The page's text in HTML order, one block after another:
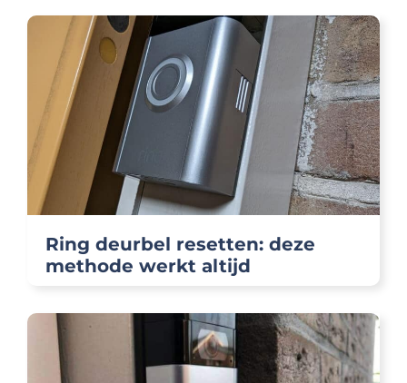
Ring deurbel resetten: deze
methode werkt altijd